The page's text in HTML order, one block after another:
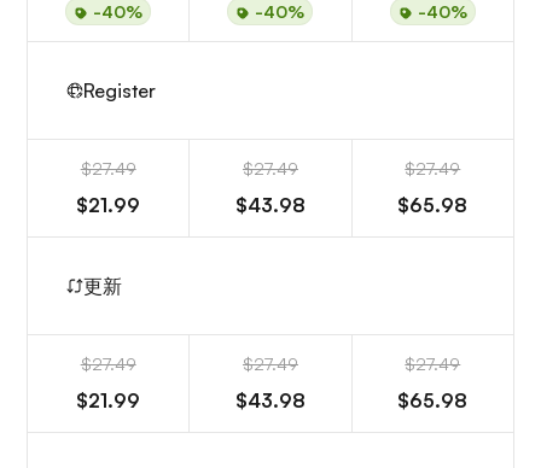
-40% -40% -40%
Register
$27.49
$21.99
$27.49
$43.98
$27.49
$65.98
更新
$27.49
$21.99
$27.49
$43.98
$27.49
$65.98